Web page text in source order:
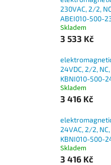
230VAC, 2/2,
ABEI010-500-
Skladem
3 533 Kč
24VDC, 2/2,
KBNI010-500-
Skladem
3 416 Kč
24VAC, 2/2,
KBNI010-500-
Skladem
3 416 Kč